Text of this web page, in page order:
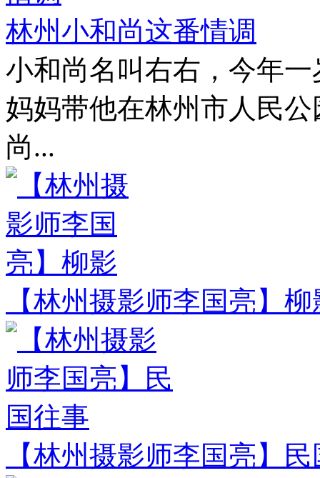
林州小和尚这番情调
小和尚名叫右右，今年
妈妈带他在林州市人民
尚...
【林州摄影师李国亮】柳
【林州摄影师李国亮】